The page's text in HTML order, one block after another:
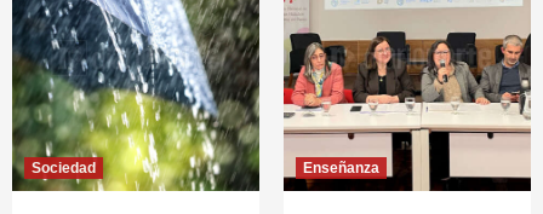
Sociedad Enseñanza